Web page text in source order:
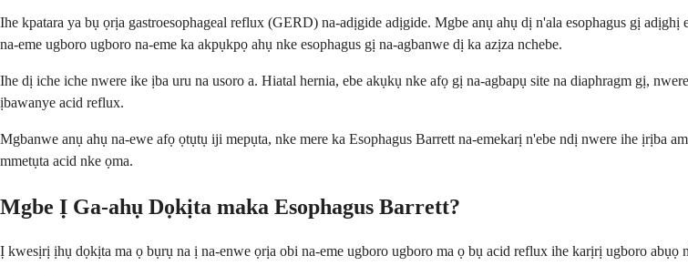
Ihe kpatara ya bụ ọrịa gastroesophageal reflux (GERD) na-adịgide adịgide. Mgbe anụ ahụ dị n'ala esophagus gị
na-eme ugboro ugboro na-eme ka akpụkpọ ahụ nke esophagus gị na-agbanwe dị ka azịza nchebe.
Ihe dị iche iche nwere ike ịba uru na usoro a. Hiatal hernia, ebe akụkụ nke afọ gị na-agbapụ site na diaphragm gị,
ịbawanye acid reflux.
Mgbanwe anụ ahụ na-ewe afọ ọtụtụ iji mepụta, nke mere ka Esophagus Barrett na-emekarị n'ebe ndị nwere ihe ịrịba
mmetụta acid nke ọma.
Mgbe Ị Ga-ahụ Dọkịta maka Esophagus Barrett?
Ị kwesịrị ịhụ dọkịta ma ọ bụrụ na ị na-enwe ọrịa obi na-eme ugboro ugboro ma ọ bụ acid reflux ihe karịrị ugboro